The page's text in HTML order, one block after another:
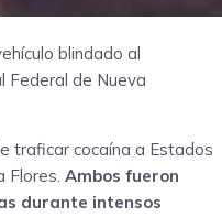
blindado al
Federal de Nueva
traficar cocaína a Estados
Flores. Ambos fueron
durante intensos